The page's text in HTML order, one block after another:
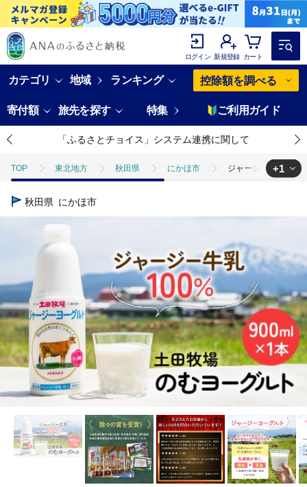
ログイン 新規登録 カート
カテゴリ 地域 ランキング 控除額を調べる
寄付額 旅先を探す 特集 ご利用ガイド
「ふるさとチョイス」システム連携に関して
TOP 東北地方 秋田県 にかほ市 ジャージー牛乳だけ
TOP
+1
秋田県 にかほ市